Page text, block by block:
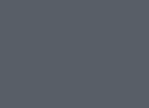
Investimenti sostenibili 4.0, 448